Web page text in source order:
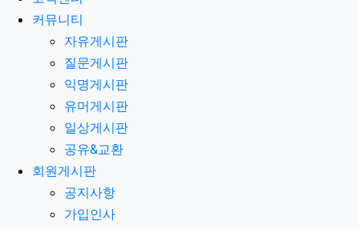
커뮤니티
자유게시판
질문게시판
익명게시판
유머게시판
일상게시판
공유&교환
회원게시판
공지사항
가입인사